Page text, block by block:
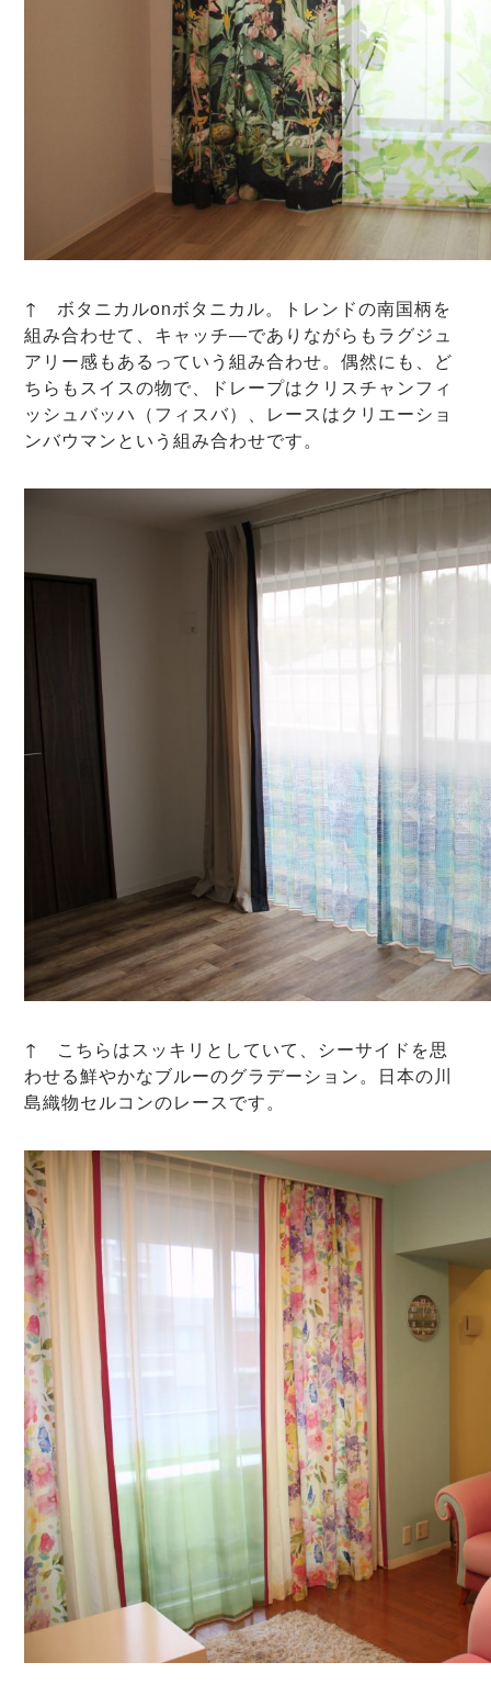
↑ ボタニカルonボタニカル。トレンドの南国柄を
組み合わせて、キャッチ―でありながらもラグジュ
アリー感もあるっていう組み合わせ。偶然にも、ど
ちらもスイスの物で、ドレープはクリスチャンフィ
ッシュバッハ（フィスバ）、レースはクリエーショ
ンバウマンという組み合わせです。
↑ こちらはスッキリとしていて、シーサイドを思
わせる鮮やかなブルーのグラデーション。日本の川
島織物セルコンのレースです。